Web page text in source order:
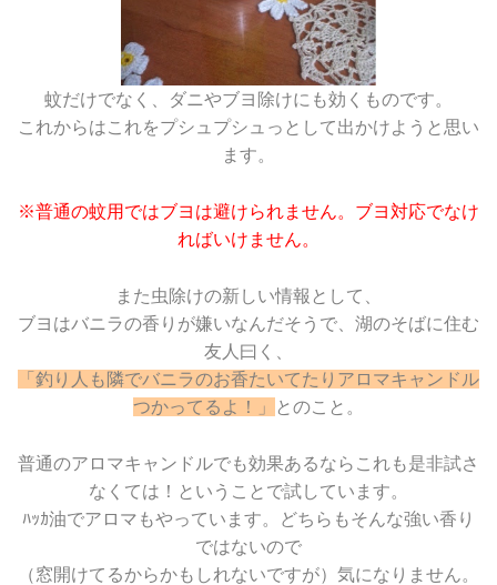
蚊だけでなく、ダニやブヨ除けにも効くものです。
これからはこれをプシュプシュっとして出かけようと思い
ます。
※普通の蚊用ではブヨは避けられません。ブヨ対応でなけ
ればいけません。
また虫除けの新しい情報として、
ブヨはバニラの香りが嫌いなんだそうで、湖のそばに住む
友人曰く、
「釣り人も隣でバニラのお香たいてたりアロマキャンドル
つかってるよ！」
とのこと。
普通のアロマキャンドルでも効果あるならこれも是非試さ
なくては！ということで試しています。
ﾊｯｶ油でアロマもやっています。どちらもそんな強い香り
ではないので
（窓開けてるからかもしれないですが）気になりません。